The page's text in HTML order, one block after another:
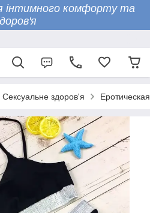
інтимного комфорту та
Сексуальне здоров'я